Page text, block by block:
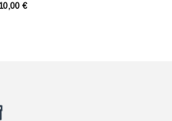
€